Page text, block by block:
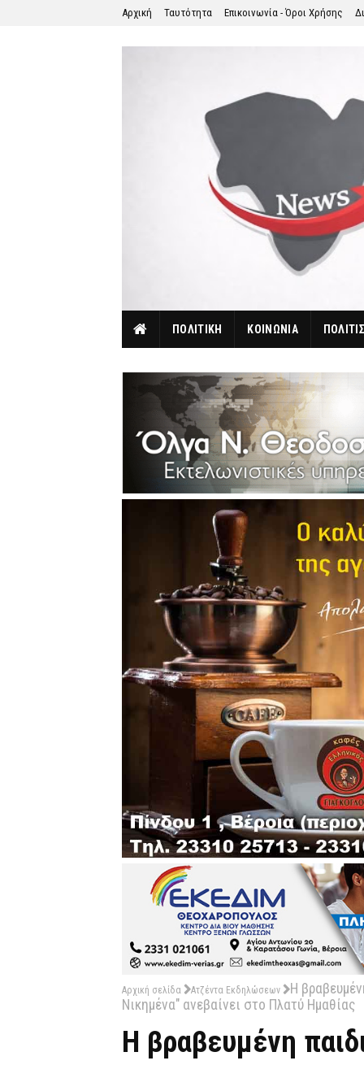
Αρχική Ταυτότητα Επικοινωνία - Όροι Χρήσης
ΠΟΛΙΤΙΚΗ ΚΟΙΝΩΝΙΑ
Αρχική σελίδα Ατζέντα Εκδηλώσεων
Η
Νικημένα" ανεβαίνει στο Πλατύ Ημαθίας
Η βραβευμένη